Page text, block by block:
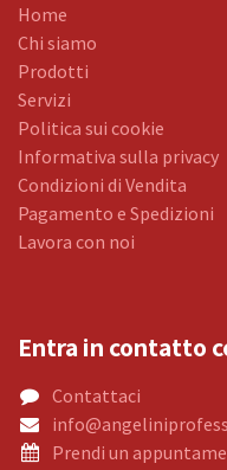
Home
Chi siamo
Prodotti
Servizi
Politica sui cookie
Informativa sulla privacy
Condizioni di Vendita
Pagamento e Spedizioni
Lavora con noi
Entra in contatto
Contattaci
Prendi un